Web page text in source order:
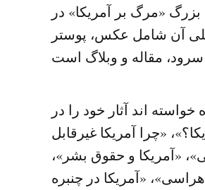
جایزه بزرگ «مرگ بر آمریکا» در
آن شامل عکس، پوستر
اند آثار خود را در
آمریکا؟»، «چرا آمریکا غیرقابل
«آمریکا و حقوق بشر»،
«آمریکا در چنبره